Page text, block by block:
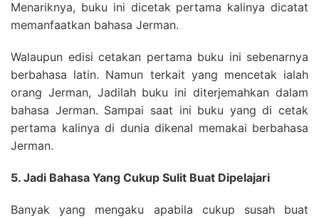
Menariknya, buku ini dicetak pertama kalinya dicatat
memanfaatkan bahasa Jerman.
Walaupun edisi cetakan pertama buku ini sebenarnya
berbahasa latin. Namun terkait yang mencetak ialah
orang Jerman, Jadilah buku ini diterjemahkan dalam
bahasa Jerman. Sampai saat ini buku yang di cetak
pertama kalinya di dunia dikenal memakai berbahasa
Jerman.
5. Jadi Bahasa Yang Cukup Sulit Buat Dipelajari
Banyak yang mengaku apabila cukup susah buat